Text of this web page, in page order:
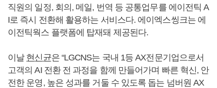
직원의 일정, 회의, 메일, 번역 등 공통업무를 에이전틱 A
I로 즉시 전환해 활용하는 서비스다. 에이엑스씽크는 에
이전틱웍스 플랫폼에 탑재돼 제공된다.
이날 현신균은 “LGCNS는 국내 1등 AX전문기업으로서
고객의 AI 전환 전 과정을 함께 만들어가며 빠른 혁신, 안
전한 운영, 높은 성과를 거둘 수 있도록 돕는 넘버원 AX